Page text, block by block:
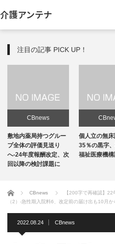
介護アンテナ
注目の記事 PICK UP！
CBnews
敷地内薬局持つグルー
プ全体の評価見送り
へ-24年度報酬改定、次
回以降の検討課題に
個人立の無
35％の黒字
福祉医療機
ホーム CBnews
【200字で再確認】
（2）-急性期入院料6、改定前の届け出も10月か
2022.08.24 CBnews